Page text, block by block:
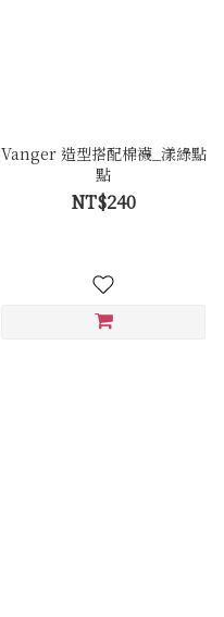
Vanger 造型搭配棉襪_漾綠點
點
NT$240